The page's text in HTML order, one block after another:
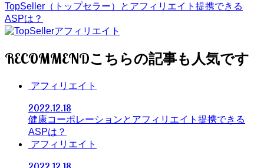
TopSeller（トップセラー）とアフィリエイト提携できる
ASPは？
RECOMMEND
アフィリエイト
2022.12.18
健康コーポレーションとアフィリエイト提携できる
ASPは？
アフィリエイト